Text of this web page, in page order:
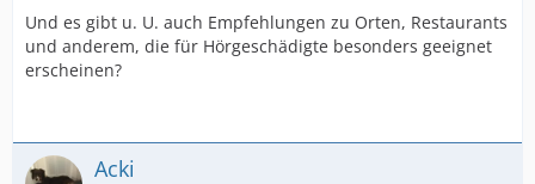
Und es gibt u. U. auch Empfehlungen zu Orten, Restaurants
und anderem, die für Hörgeschädigte besonders geeignet
erscheinen?
Acki